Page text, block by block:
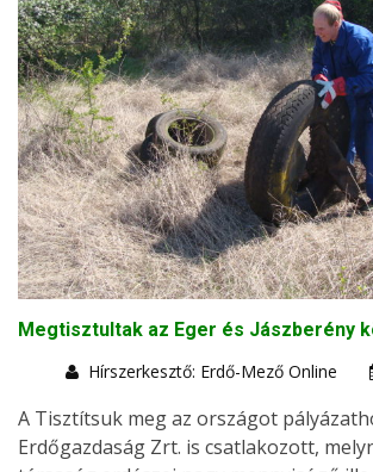
Megtisztultak az Eger és Jászberény
Hírszerkesztő: Erdő-Mező Online
A Tisztítsuk meg az országot
Erdőgazdaság Zrt. is csatlakozott,